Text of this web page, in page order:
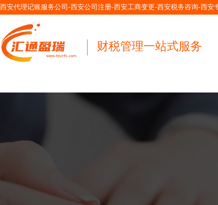
财税管理一站式服务
西安代理记账服务公司-西安公司注册-西安工商变更-西安税务咨询-西